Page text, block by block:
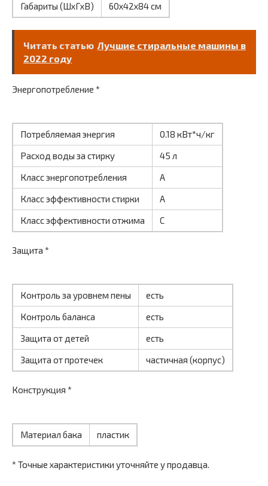
Габариты (ШxГxВ)
60x42x84 см
Читать статью Лучшие стиральные машины в
2022 году
Энергопотребление *
Потребляемая энергия
0.18 кВт*ч/кг
Расход воды за стирку
45 л
Класс энергопотребления
A
Класс эффективности стирки
A
Класс эффективности отжима
C
Защита *
Контроль за уровнем пены
есть
Контроль баланса
есть
Защита от детей
есть
Защита от протечек
частичная (корпус)
Конструкция *
Материал бака пластик
* Точные характеристики уточняйте у продавца.